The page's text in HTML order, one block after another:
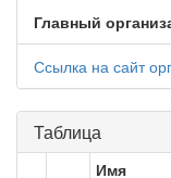
Главный
Ссылка на сайт
Таблица
Имя